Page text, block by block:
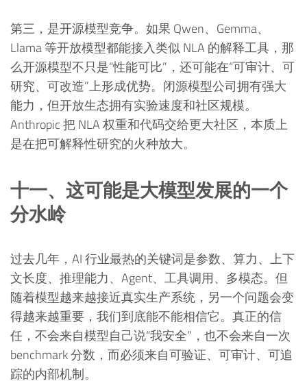
第三，是开源模型竞争。如果 Qwen、Gemma、
Llama 等开放模型都能接入类似 NLA 的解释工具，那
么开源模型不只是“性能可比”，还可能在“可审计、可
研究、可改造”上形成优势。闭源模型公司拥有强大
能力，但开放生态拥有实验速度和社区规模。
Anthropic 把 NLA 权重和代码交给更大社区，本质上
是在把可解释性研究的火种放大。
十一、这可能是大模型发展的一个
分水岭
过去几年，AI 行业最热的关键词是参数、算力、上下
文长度、推理能力、Agent、工具调用、多模态。但
随着模型越来越接近真实生产系统，另一个问题会变
得越来越重要，我们到底能不能相信它。真正的信
任，不会来自模型自己说“我安全”，也不会来自一次
benchmark 分数，而必须来自可验证、可审计、可追
踪的内部机制。